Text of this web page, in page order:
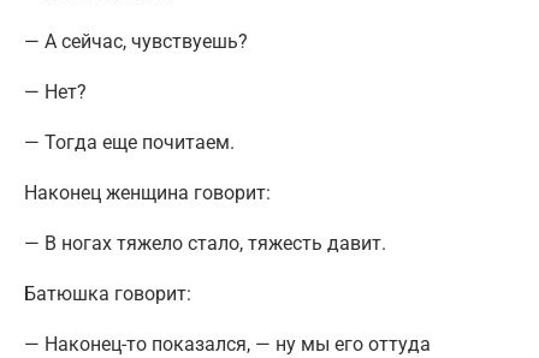
— А сейчас, чувствуешь?
— Нет?
— Тогда еще почитаем.
Наконец женщина говорит:
— В ногах тяжело стало, тяжесть давит.
Батюшка говорит:
— Наконец-то показался, — ну мы его оттуда